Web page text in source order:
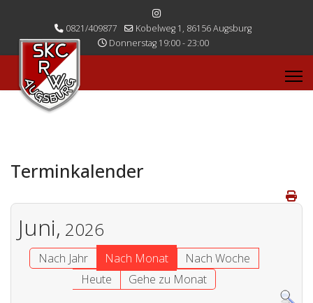
0821/409877
Kobelweg 1, 86156 Augsburg
Donnerstag 19:00 - 23:00
Terminkalender
Juni, 2026
Nach Jahr Nach Monat
Nach Woche
Heute
Gehe zu Monat